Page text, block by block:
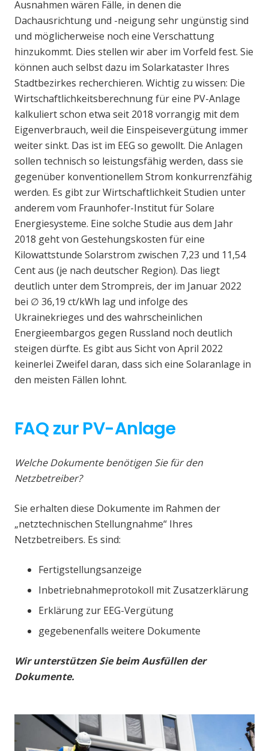
Ausnahmen wären Fälle, in denen die
Dachausrichtung und -neigung sehr ungünstig sind
und möglicherweise noch eine Verschattung
hinzukommt. Dies stellen wir aber im Vorfeld fest. Sie
können auch selbst dazu im Solarkataster Ihres
Stadtbezirkes recherchieren. Wichtig zu wissen: Die
Wirtschaftlichkeitsberechnung für eine PV-Anlage
kalkuliert schon etwa seit 2018 vorrangig mit dem
Eigenverbrauch, weil die Einspeisevergütung immer
weiter sinkt. Das ist im EEG so gewollt. Die Anlagen
sollen technisch so leistungsfähig werden, dass sie
gegenüber konventionellem Strom konkurrenzfähig
werden. Es gibt zur Wirtschaftlichkeit Studien unter
anderem vom Fraunhofer-Institut für Solare
Energiesysteme. Eine solche Studie aus dem Jahr
2018 geht von Gestehungskosten für eine
Kilowattstunde Solarstrom zwischen 7,23 und 11,54
Cent aus (je nach deutscher Region). Das liegt
deutlich unter dem Strompreis, der im Januar 2022
bei ∅ 36,19 ct/kWh lag und infolge des
Ukrainekrieges und des wahrscheinlichen
Energieembargos gegen Russland noch deutlich
steigen dürfte. Es gibt aus Sicht von April 2022
keinerlei Zweifel daran, dass sich eine Solaranlage in
den meisten Fällen lohnt.
FAQ zur PV-Anlage
Welche Dokumente benötigen Sie für den
Netzbetreiber?
Sie erhalten diese Dokumente im Rahmen der
„netztechnischen Stellungnahme“ Ihres
Netzbetreibers. Es sind:
Fertigstellungsanzeige
Inbetriebnahmeprotokoll mit Zusatzerklärung
Erklärung zur EEG-Vergütung
gegebenenfalls weitere Dokumente
Wir unterstützen Sie beim Ausfüllen der
Dokumente.